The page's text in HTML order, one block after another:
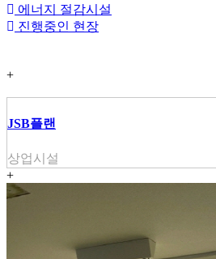
에너지 절감시설
진행중인 현장
+
JSB플랜
상업시설
+